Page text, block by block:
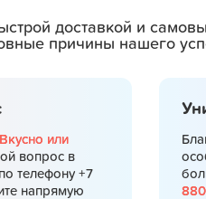
доставкой и
причины нашего
или
вопрос в
телефону +7
напрямую